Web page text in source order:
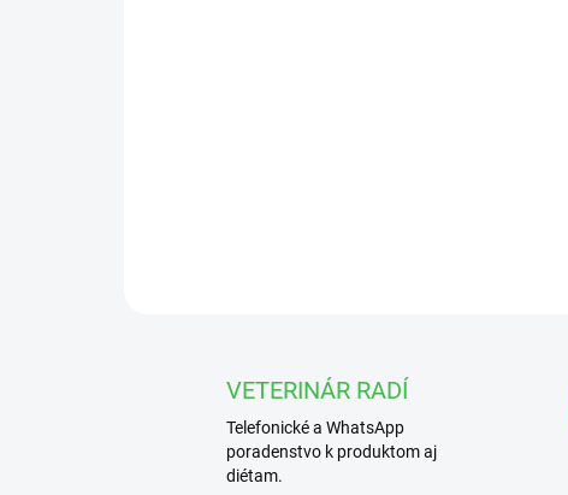
VETERINÁR RADÍ
Telefonické a WhatsApp
poradenstvo k produktom aj
diétam.